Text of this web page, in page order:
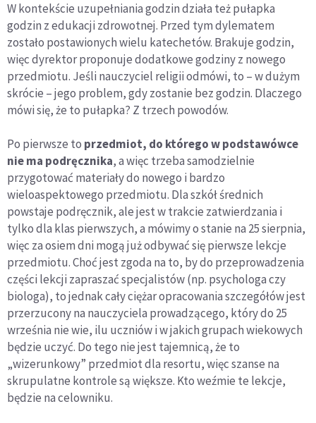
W kontekście uzupełniania godzin działa też pułapka
godzin z edukacji zdrowotnej. Przed tym dylematem
zostało postawionych wielu katechetów. Brakuje godzin,
więc dyrektor proponuje dodatkowe godziny z nowego
przedmiotu. Jeśli nauczyciel religii odmówi, to – w dużym
skrócie – jego problem, gdy zostanie bez godzin. Dlaczego
mówi się, że to pułapka? Z trzech powodów.
Po pierwsze to przedmiot, do którego w podstawówce
nie ma podręcznika, a więc trzeba samodzielnie
przygotować materiały do nowego i bardzo
wieloaspektowego przedmiotu. Dla szkół średnich
powstaje podręcznik, ale jest w trakcie zatwierdzania i
tylko dla klas pierwszych, a mówimy o stanie na 25 sierpnia,
więc za osiem dni mogą już odbywać się pierwsze lekcje
przedmiotu. Choć jest zgoda na to, by do przeprowadzenia
części lekcji zapraszać specjalistów (np. psychologa czy
biologa), to jednak cały ciężar opracowania szczegółów jest
przerzucony na nauczyciela prowadzącego, który do 25
września nie wie, ilu uczniów i w jakich grupach wiekowych
będzie uczyć. Do tego nie jest tajemnicą, że to
„wizerunkowy” przedmiot dla resortu, więc szanse na
skrupulatne kontrole są większe. Kto weźmie te lekcje,
będzie na celowniku.